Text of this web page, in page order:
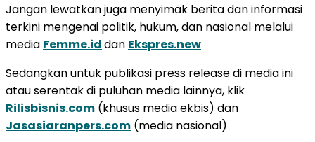
Jangan lewatkan juga menyimak berita dan informasi
terkini mengenai politik, hukum, dan nasional melalui
media Femme.iddan Ekspres.new
Sedangkan untuk publikasi press release di media ini
atau serentak di puluhan media lainnya, klik
Rilisbisnis.com (khusus media ekbis) dan
Jasasiaranpers.com (media nasional)